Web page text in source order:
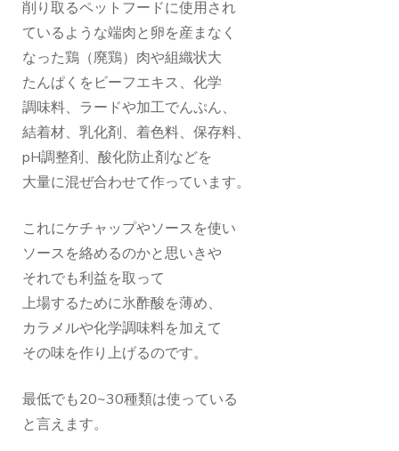
削り取るペットフードに使用され
ているような端肉と卵を産まなく
なった鶏（廃鶏）肉や組織状大
たんぱくをビーフエキス、化学
調味料、ラードや加工でんぷん、
結着材、乳化剤、着色料、保存料、
pH調整剤、酸化防止剤などを
大量に混ぜ合わせて作っています。
これにケチャップやソースを使い
ソースを絡めるのかと思いきや
それでも利益を取って
上場するために氷酢酸を薄め、
カラメルや化学調味料を加えて
その味を作り上げるのです。
最低でも20~30種類は使っている
と言えます。